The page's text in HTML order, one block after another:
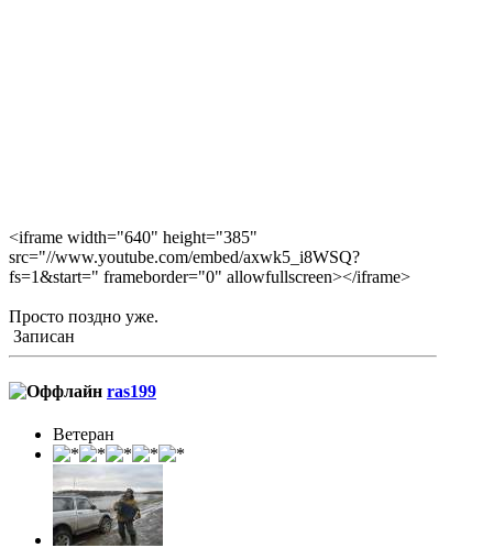
<iframe width="640" height="385"
src="//www.youtube.com/embed/axwk5_i8WSQ?
fs=1&start=" frameborder="0" allowfullscreen></iframe>
Просто поздно уже.
Записан
ras199
Ветеран